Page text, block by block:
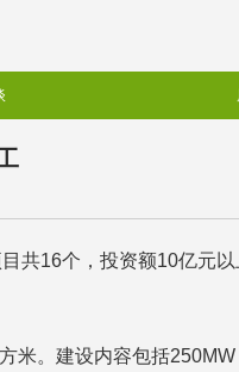
共16个，投资额10亿元
米。建设内容包括